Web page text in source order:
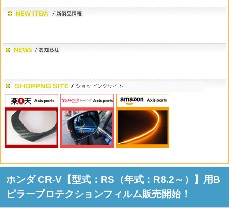
ホンダ CR-V【型式：RS（年式：R8.2～）】用B
ピラープロテクションフィルム販売開始！